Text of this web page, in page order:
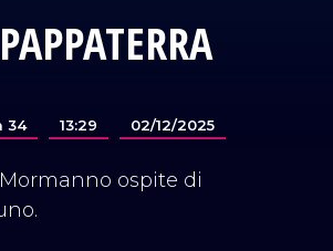
34 13:29 02/12/2025
ospite di